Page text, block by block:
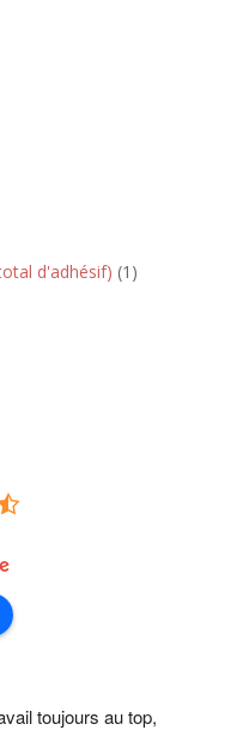
d'adhésif) (1)
toujours au top,